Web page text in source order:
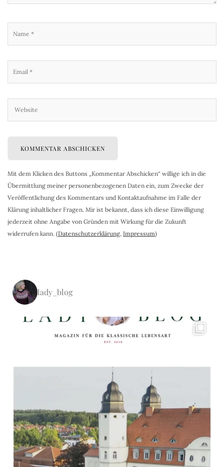
Mit dem Klicken des Buttons „Kommentar Abschicken“ willige ich in die
Übermittlung meiner personenbezogenen Daten ein, zum Zwecke der
Veröffentlichung des Kommentars und Kontaktaufnahme im Falle der
Klärung inhaltlicher Fragen. Mir ist bekannt, dass ich diese Einwilligung
jederzeit ohne Angabe von Gründen mit Wirkung für die Zukunft
widerrufen kann. (Datenschutzerklärung, Impressum)
lady_blog